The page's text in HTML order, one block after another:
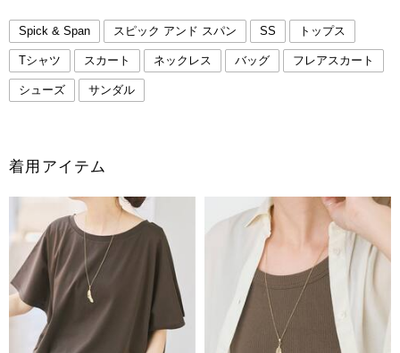
Spick & Span スピック アンド スパン SS トップス
Tシャツ スカート ネックレス バッグ フレアスカート
シューズ サンダル
着用アイテム